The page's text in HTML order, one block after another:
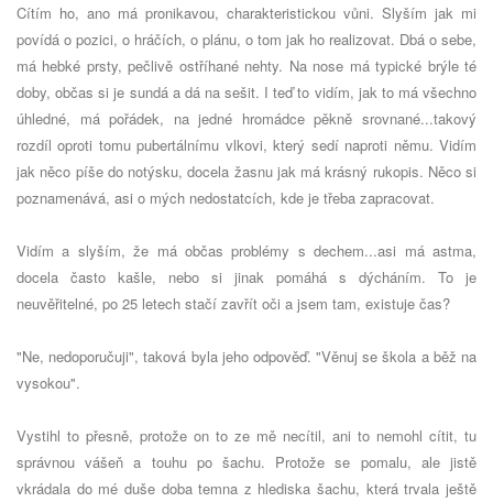
Cítím ho, ano má pronikavou, charakteristickou vůni. Slyším jak mi
povídá o pozici, o hráčích, o plánu, o tom jak ho realizovat. Dbá o sebe,
má hebké prsty, pečlivě ostříhané nehty. Na nose má typické brýle té
doby, občas si je sundá a dá na sešit. I teď to vidím, jak to má všechno
úhledné, má pořádek, na jedné hromádce pěkně srovnané...takový
rozdíl oproti tomu pubertálnímu vlkovi, který sedí naproti němu. Vidím
jak něco píše do notýsku, docela žasnu jak má krásný rukopis. Něco si
poznamenává, asi o mých nedostatcích, kde je třeba zapracovat.
Vidím a slyším, že má občas problémy s dechem...asi má astma,
docela často kašle, nebo si jinak pomáhá s dýcháním. To je
neuvěřitelné, po 25 letech stačí zavřít oči a jsem tam, existuje čas?
"Ne, nedoporučuji", taková byla jeho odpověď. "Věnuj se škola a běž na
vysokou".
Vystihl to přesně, protože on to ze mě necítil, ani to nemohl cítit, tu
správnou vášeň a touhu po šachu. Protože se pomalu, ale jistě
vkrádala do mé duše doba temna z hlediska šachu, která trvala ještě